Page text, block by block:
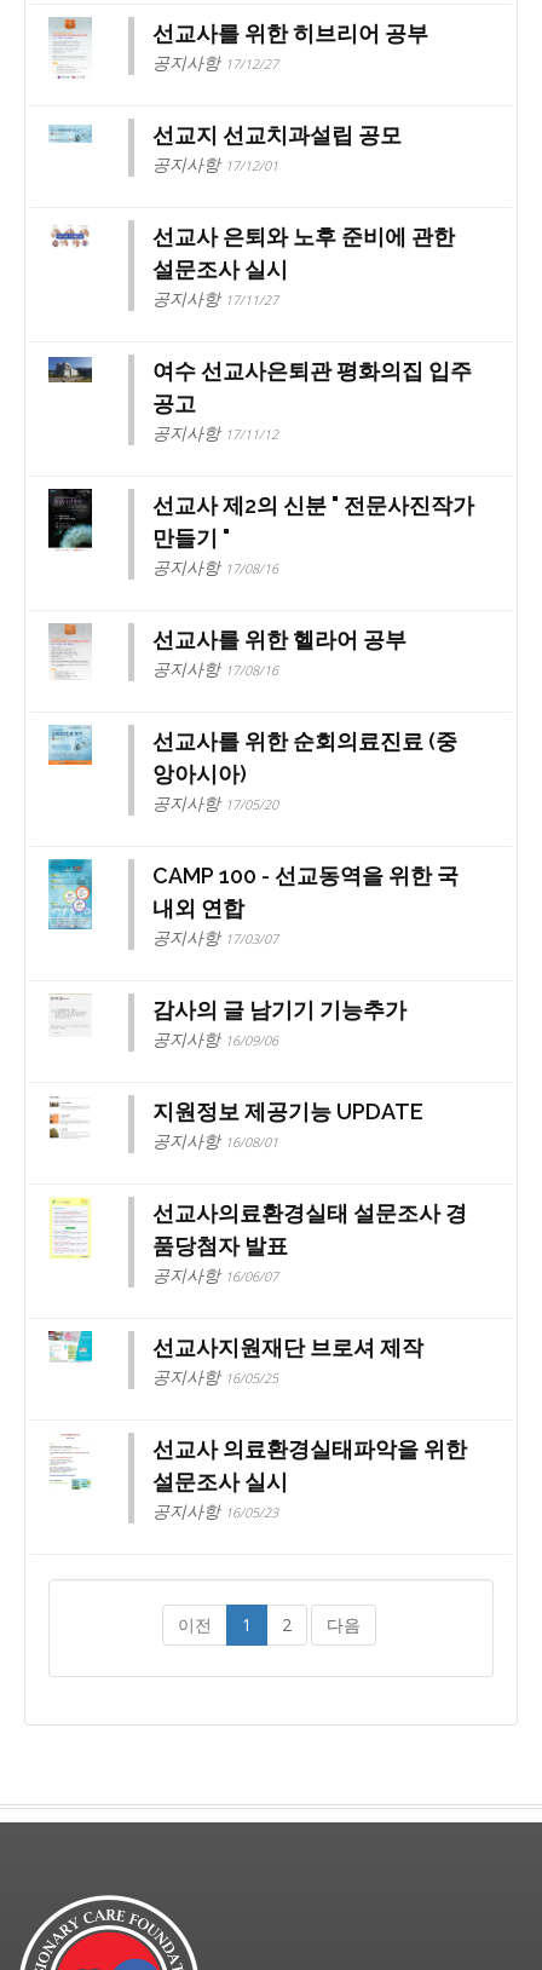
선교사를 위한 히브리어 공부
공지사항 17/12/27
선교지 선교치과설립 공모
공지사항 17/12/01
선교사 은퇴와 노후 준비에 관한
설문조사 실시
공지사항 17/11/27
여수 선교사은퇴관 평화의집 입주
공고
공지사항 17/11/12
선교사 제2의 신분 " 전문사진작가
만들기 "
공지사항 17/08/16
선교사를 위한 헬라어 공부
공지사항 17/08/16
선교사를 위한 순회의료진료 (중
앙아시아)
공지사항 17/05/20
CAMP 100 - 선교동역을 위한 국
내외 연합
공지사항 17/03/07
감사의 글 남기기 기능추가
공지사항 16/09/06
지원정보 제공기능 UPDATE
공지사항 16/08/01
선교사의료환경실태 설문조사 경
품당첨자 발표
공지사항 16/06/07
선교사지원재단 브로셔 제작
공지사항 16/05/25
선교사 의료환경실태파악을 위한
설문조사 실시
공지사항 16/05/23
이전 1 2 다음